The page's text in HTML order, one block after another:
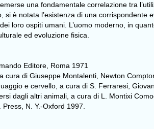
una fondamentale correlazione tra
è notata l’esistenza di una
loro ospiti umani. L’uomo moderno, in
ed evoluzione fisica.
Editore, Roma 1971
cura di Giuseppe Montalenti, Newton
e cervello, a cura di S. Ferraresi,
dagli altri animali, a cura di L. Montixi
N. Y.-Oxford 1997.